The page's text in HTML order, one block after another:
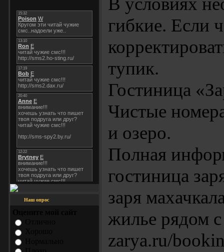
Наш опрос
гибкие. Если
тупик.
Гостиница
Чистые
и озеро.
Полная
гостиница
заря
жилье рядом
zarya.ru/